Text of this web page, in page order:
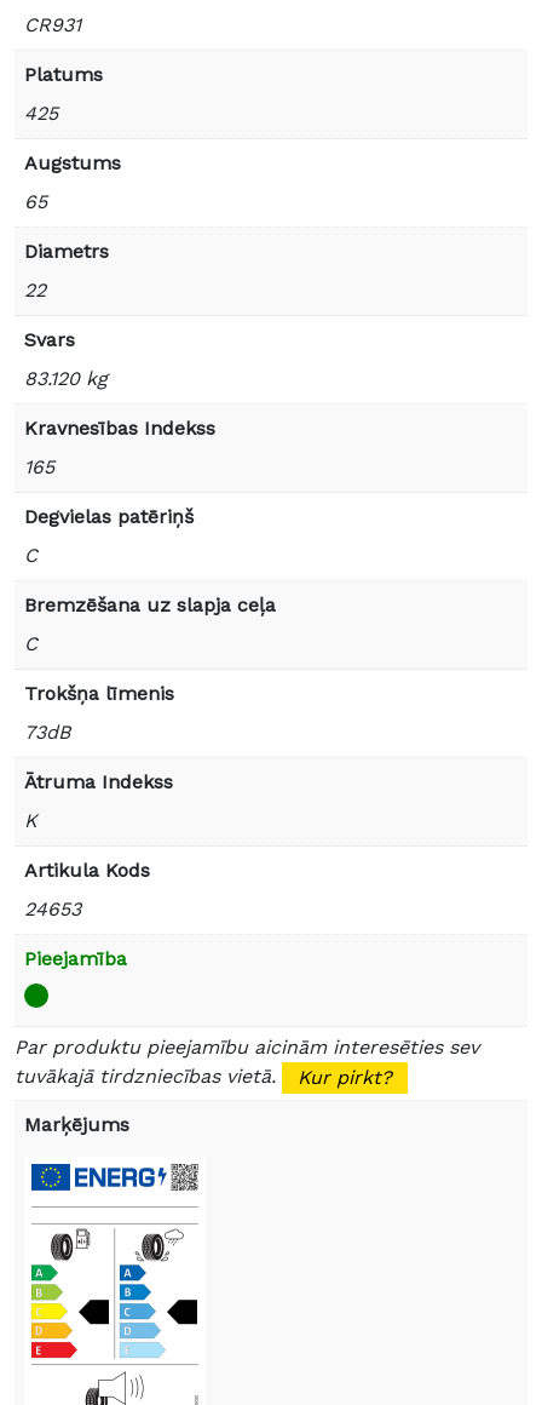
CR931
Platums
425
Augstums
65
Diametrs
22
Svars
83.120 kg
Kravnesības Indekss
165
Degvielas patēriņš
C
Bremzēšana uz slapja ceļa
C
Trokšņa līmenis
73dB
Ātruma Indekss
K
Artikula Kods
24653
Pieejamība
Par produktu pieejamību aicinām interesēties sev
tuvākajā tirdzniecības vietā.
Kur pirkt?
Marķējums